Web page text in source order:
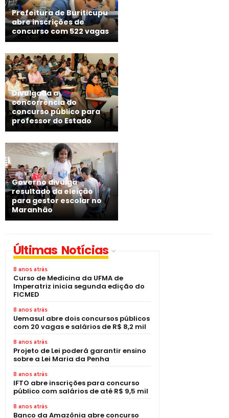
Prefeitura de Buriticupu
abre inscrições de
concurso com 522 vagas
Divulgada a
concorrência do
concurso público para
professor do Estado
Governo divulga
resultado da eleição
para gestor escolar no
Maranhão
Últimas Notícias
8 anos atrás
Curso de Medicina da UFMA de
Imperatriz inicia segunda edição do
FICMED
8 anos atrás
Uemasul abre dois concursos públicos
com 20 vagas e salários de R$ 8,2 mil
8 anos atrás
Projeto de Lei poderá garantir ensino
sobre a Lei Maria da Penha
8 anos atrás
IFTO abre inscrições para concurso
público com salários de até R$ 9,5 mil
8 anos atrás
Banco da Amazônia abre concurso